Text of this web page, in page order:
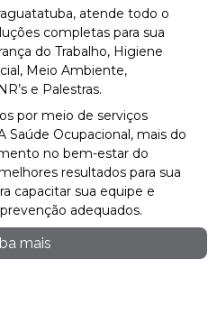
atende todo o
completas para sua
do Trabalho, Higiene
Meio Ambiente,
e Palestras.
por meio de serviços
Saúde Ocupacional, mais do
no bem-estar do
resultados para sua
capacitar sua equipe e
adequados.
mais